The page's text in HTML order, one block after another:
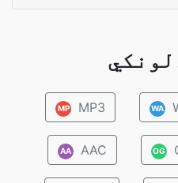
MP MP3 WA
AA AAC OG